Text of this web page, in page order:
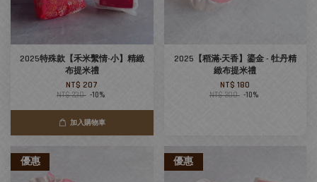
2025特殊款【禾米繫情-小】精緻
布提米禮
NT$ 207
NT$ 230 -10%
加入購物車
2025【稻滿‧天香】鎏金 - 牡丹精
緻布提米禮
NT$ 180
NT$ 200 -10%
優惠 優惠